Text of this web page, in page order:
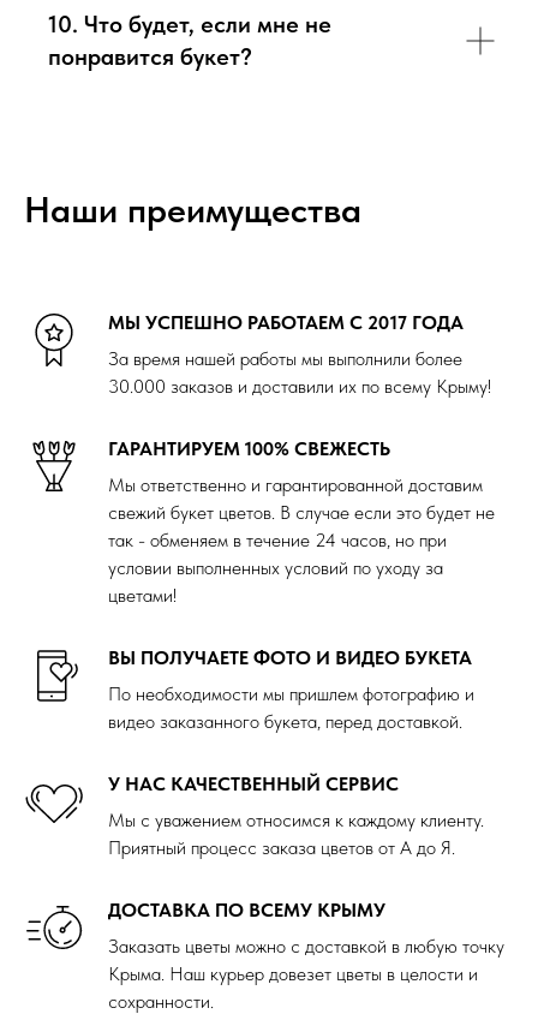
10. Что будет, если мне не
понравится букет?
Наши преимущества
МЫ УСПЕШНО РАБОТАЕМ С 2017 ГОДА
За время нашей работы мы выполнили более
30.000 заказов и доставили их по всему Крыму!
ГАРАНТИРУЕМ 100% СВЕЖЕСТЬ
Мы ответственно и гарантированной доставим
свежий букет цветов. В случае если это будет не
так - обменяем в течение 24 часов, но при
условии выполненных условий по уходу за
цветами!
ВЫ ПОЛУЧАЕТЕ ФОТО И ВИДЕО БУКЕТА
По необходимости мы пришлем фотографию и
видео заказанного букета, перед доставкой.
У НАС КАЧЕСТВЕННЫЙ СЕРВИС
Мы с уважением относимся к каждому клиенту.
Приятный процесс заказа цветов от А до Я.
ДОСТАВКА ПО ВСЕМУ КРЫМУ
Заказать цветы можно с доставкой в любую точку
Крыма. Наш курьер довезет цветы в целости и
сохранности.